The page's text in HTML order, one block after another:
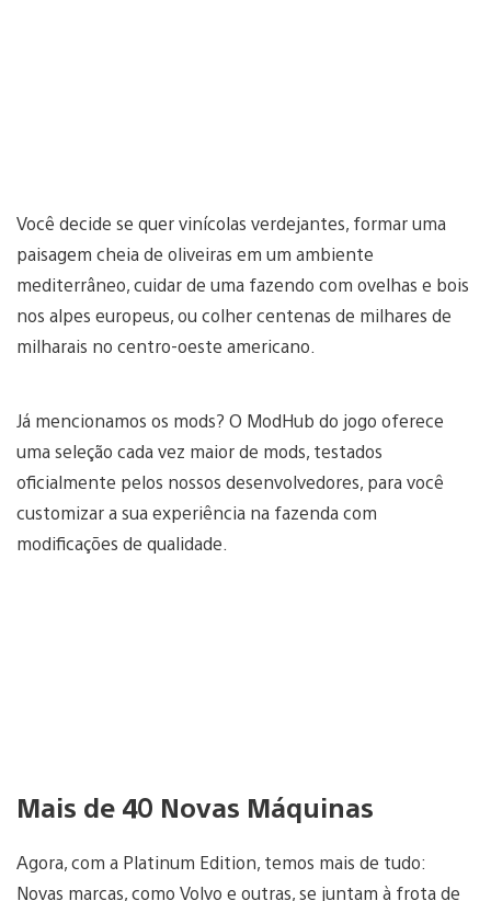
Você decide se quer vinícolas verdejantes, formar uma
paisagem cheia de oliveiras em um ambiente
mediterrâneo, cuidar de uma fazendo com ovelhas e bois
nos alpes europeus, ou colher centenas de milhares de
milharais no centro-oeste americano.
Já mencionamos os mods? O ModHub do jogo oferece
uma seleção cada vez maior de mods, testados
oficialmente pelos nossos desenvolvedores, para você
customizar a sua experiência na fazenda com
modificações de qualidade.
Mais de 40 Novas Máquinas
Agora, com a Platinum Edition, temos mais de tudo:
Novas marcas, como Volvo e outras, se juntam à frota de